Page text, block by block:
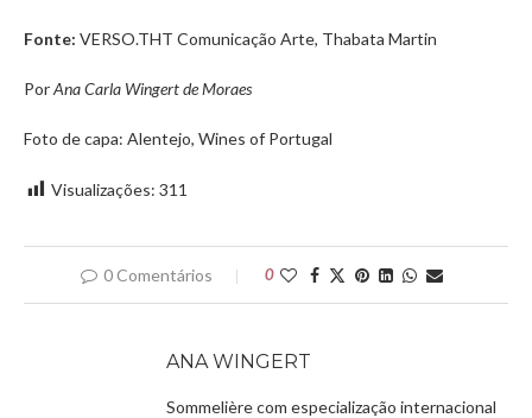
Fonte: VERSO.THT Comunicação Arte, Thabata Martin
PorAna Carla Wingert de Moraes
Foto de capa: Alentejo, Wines of Portugal
Visualizações: 311
0 Comentários 0
ANA WINGERT
Sommelière com especialização internacional